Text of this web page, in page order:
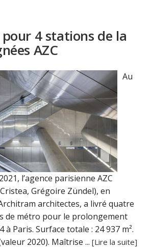
4 stations de la
AZC
Au
l’agence parisienne AZC
Grégoire Zündel), en
architectes, a livré quatre
de métro pour le prolongement
à Paris. Surface totale : 24 937 m².
2020). Maîtrise ...[Lire la suite]